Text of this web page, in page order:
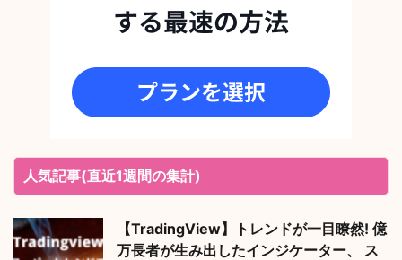
人気記事(直近1週間の集計)
【TradingView】トレンドが一目瞭然! 億
万長者が生み出したインジケーター、 ス